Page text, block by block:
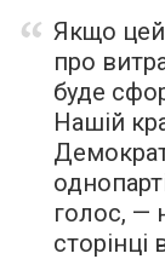
Якщо
про
буде
Нашій
голос, —
сторінці